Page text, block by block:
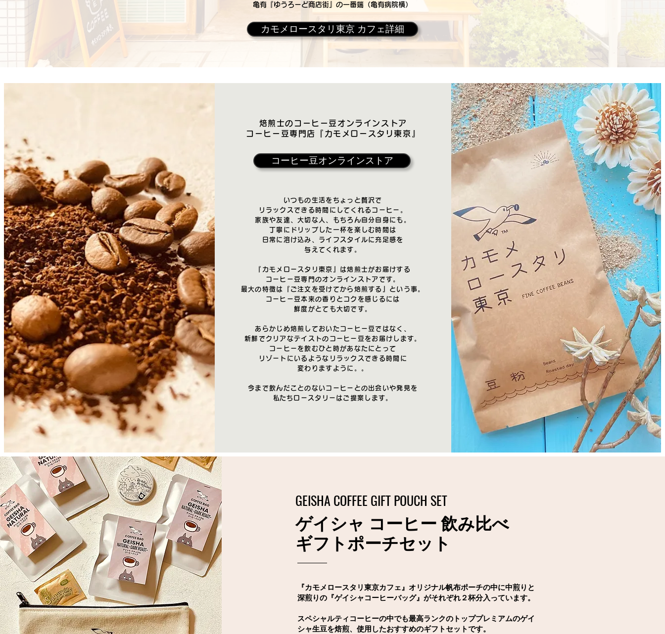
​亀有『ゆうろーど商店街』の一番端（亀有病院横）
カモメロースタリ東京 カフェ詳細
焙煎士のコーヒー豆オンラインストア
コーヒー豆専門店
『カモメロースタリ東京』
コーヒー豆オンラインストア
いつもの生活をちょっと贅沢で
リラックスできる時間にしてくれるコーヒー。
家族や友達、大切な人、もちろん自分自身にも。
丁寧にドリップした一杯を楽しむ時間は
日常に溶け込み、ライフスタイルに充足感を
与えてくれます。
『カモメロースタリ東京』は焙煎士がお届けする
コーヒー豆専門のオンラインストアです。
最大の特徴は『ご注文を受けてから焙煎する』 という事。
コーヒー豆本来の香りとコクを感じるには
鮮度がとても大切です。
あらかじめ焙煎しておいたコーヒー豆ではなく、
新鮮でクリアなテイストの コーヒー豆を お届けします。
コーヒーを飲むひと時があなたにとって
リゾートに ​いるような リラックスできる時間に
変わりますように。。
今まで飲んだことのないコーヒーとの出会いや発見を
​私たちロースタリーはご提案します。
GEISHA COFFEE GIFT POUCH SET
ゲイシャ コーヒー 飲み比べ
ギフトポーチセット
『カモメロースタリ東京カフェ』オリジナル帆布ポーチの中に中煎りと
深煎りの『ゲイシャコーヒーバッグ』がそれぞれ２杯分入っています。
スペシャルティコーヒーの中でも最高ランクのトッププレミアムのゲイ
シャ生豆を焙煎、使用したおすすめのギフトセットです。